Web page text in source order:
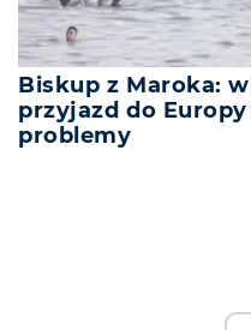
Biskup z Maroka:
przyjazd do
problemy